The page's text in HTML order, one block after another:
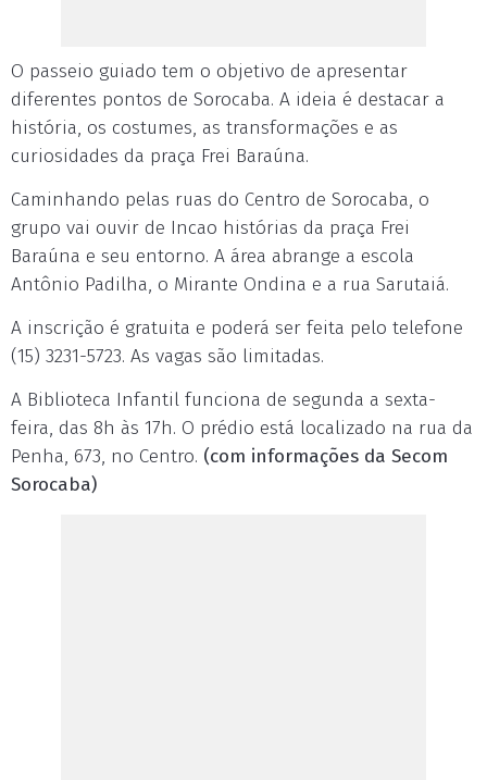
O passeio guiado tem o objetivo de apresentar
diferentes pontos de Sorocaba. A ideia é destacar a
história, os costumes, as transformações e as
curiosidades da praça Frei Baraúna.
Caminhando pelas ruas do Centro de Sorocaba, o
grupo vai ouvir de Incao histórias da praça Frei
Baraúna e seu entorno. A área abrange a escola
Antônio Padilha, o Mirante Ondina e a rua Sarutaiá.
A inscrição é gratuita e poderá ser feita pelo telefone
(15) 3231-5723. As vagas são limitadas.
A Biblioteca Infantil funciona de segunda a sexta-
feira, das 8h às 17h. O prédio está localizado na rua da
Penha, 673, no Centro. (com informações da Secom
Sorocaba)